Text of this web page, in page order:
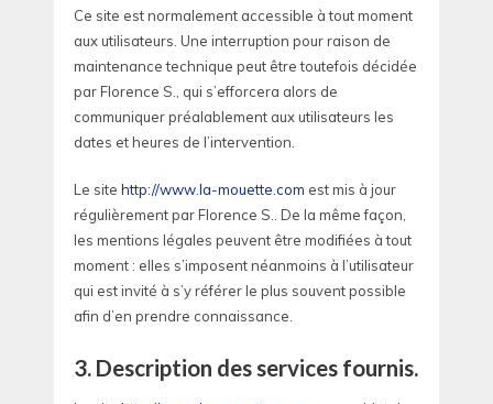
Ce site est normalement accessible à tout moment
aux utilisateurs. Une interruption pour raison de
maintenance technique peut être toutefois décidée
par Florence S., qui s’efforcera alors de
communiquer préalablement aux utilisateurs les
dates et heures de l’intervention.
Le site http://www.la-mouette.com est mis à jour
régulièrement par Florence S.. De la même façon,
les mentions légales peuvent être modifiées à tout
moment : elles s’imposent néanmoins à l’utilisateur
qui est invité à s’y référer le plus souvent possible
afin d’en prendre connaissance.
3. Description des services fournis.